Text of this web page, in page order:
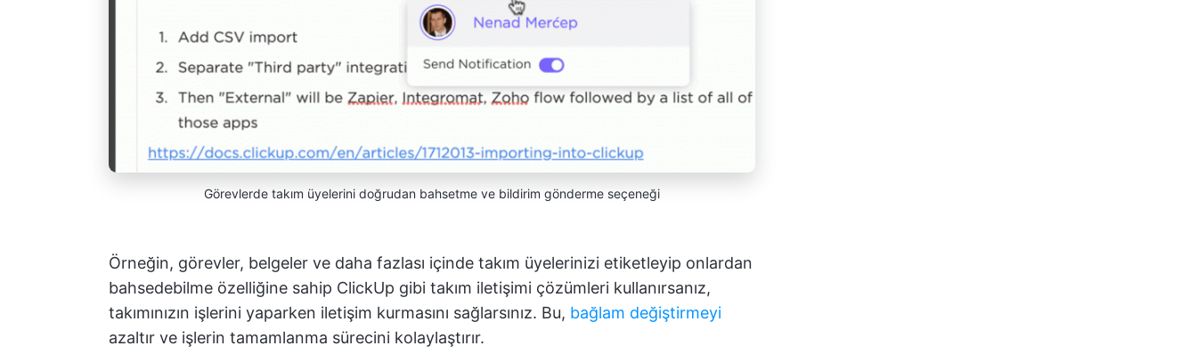
Görevlerde takım üyelerini doğrudan bahsetme ve bildirim gönderme seçeneği
Örneğin, görevler, belgeler ve daha fazlası içinde takım üyelerinizi etiketleyip onlardan
bahsedebilme özelliğine sahip ClickUp gibi takım iletişimi çözümleri kullanırsanız,
takımınızın işlerini yaparken iletişim kurmasını sağlarsınız. Bu, bağlam değiştirmeyi
azaltır ve işlerin tamamlanma sürecini kolaylaştırır.